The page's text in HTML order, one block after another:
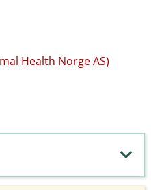
Health Norge AS)